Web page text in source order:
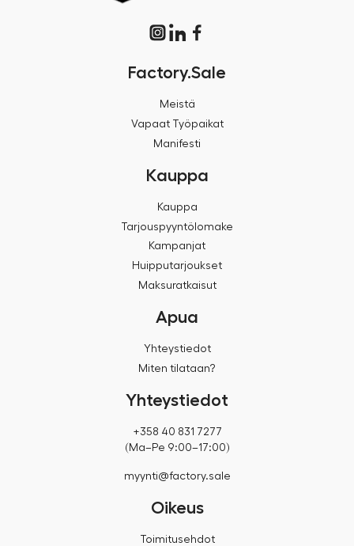
Factory.Sale
Meistä
Vapaat Työpaikat
Manifesti
Kauppa
Kauppa
Tarjouspyyntölomake
Kampanjat
Huipputarjoukset
Maksuratkaisut
Apua
Yhteystiedot
Miten tilataan?
Yhteystiedot
+358 40 831 7277
(Ma–Pe 9:00–17:00)
myynti@factory.sale
Oikeus
Toimitusehdot